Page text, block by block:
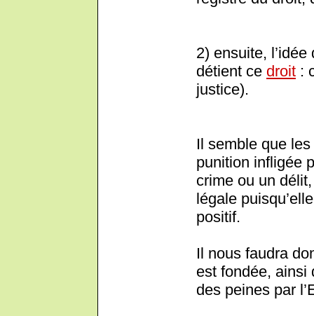
2) ensuite, l’idée
détient ce droit :
justice).
Il semble que
punition infligée
crime ou un
légale
positif.
Il nous faudra
est fondée, ainsi
des peines par